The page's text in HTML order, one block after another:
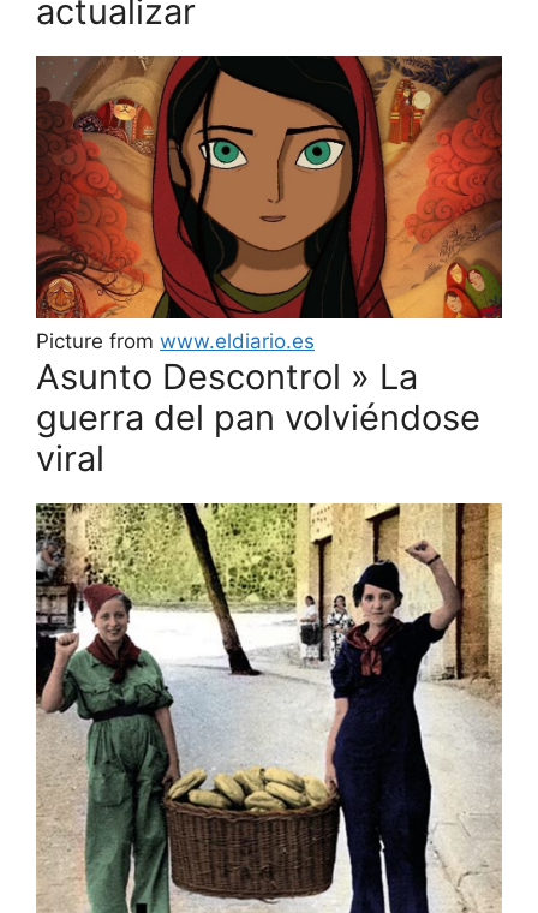
actualizar
Picture from www.eldiario.es
Asunto Descontrol » La
guerra del pan volviéndose
viral